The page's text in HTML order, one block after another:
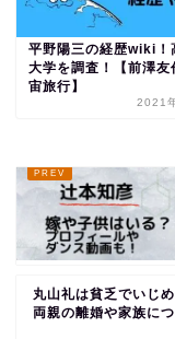
平野陽三の経歴wiki！
大学を調査！【前澤友
宙旅行】
2021
丸山礼は貧乏でいじ
両親の離婚や家族につ